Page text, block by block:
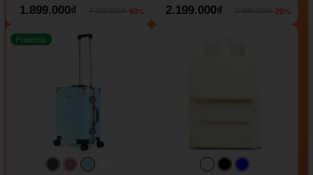
1.899.000₫
-60%
2.199.000₫
-26%
Freeship